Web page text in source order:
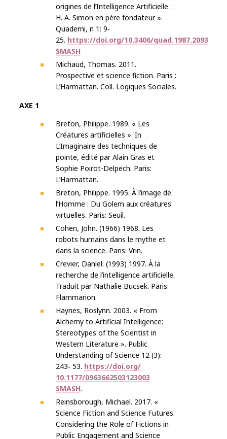
origines de l’Intelligence Artificielle :
H. A. Simon en père fondateur ».
Quaderni, n 1: 9‐
25. https://doi.org/10.3406/quad.1987.2093
SMASH
Michaud, Thomas. 2011.
Prospective et science fiction. Paris :
L’Harmattan. Coll. Logiques Sociales.
AXE 1
Breton, Philippe. 1989. « Les
Créatures artificielles ». In
L’Imaginaire des techniques de
pointe, édité par Alain Gras et
Sophie Poirot-Delpech. Paris:
L’Harmattan.
Breton, Philippe. 1995. À l’image de
l’Homme : Du Golem aux créatures
virtuelles. Paris: Seuil.
Cohen, John. (1966) 1968. Les
robots humains dans le mythe et
dans la science. Paris: Vrin.
Crevier, Daniel. (1993) 1997. À la
recherche de l’intelligence artificielle.
Traduit par Nathalie Bucsek. Paris:
Flammarion.
Haynes, Roslynn. 2003. « From
Alchemy to Artificial Intelligence:
Stereotypes of the Scientist in
Western Literature ». Public
Understanding of Science 12 (3):
243‐ 53. https://doi.org/
10.1177/0963662503123003
SMASH.
Reinsborough, Michael. 2017. «
Science Fiction and Science Futures:
Considering the Role of Fictions in
Public Engagement and Science